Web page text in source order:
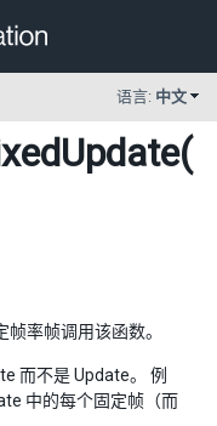
语言: 中文
率帧调用该函数。
而不是 Update。 例
中的每个固定帧（而